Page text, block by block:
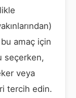
amaç için
seçerken,
veya
tercih edin.